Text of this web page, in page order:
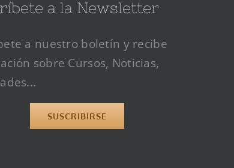
a la Newsletter
a nuestro boletín y recibe
sobre Cursos, Noticias,
SUSCRIBIRSE